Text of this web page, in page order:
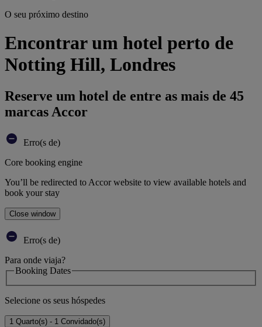
O seu próximo destino
Encontrar um hotel perto de
Notting Hill, Londres
Reserve um hotel de entre as mais de 45
marcas Accor
Erro(s de)
Core booking engine
You’ll be redirected to Accor website to view available hotels and
book your stay
Close window
Erro(s de)
Para onde viaja?
Booking Dates
Selecione os seus hóspedes
1 Quarto(s) - 1 Convidado(s)